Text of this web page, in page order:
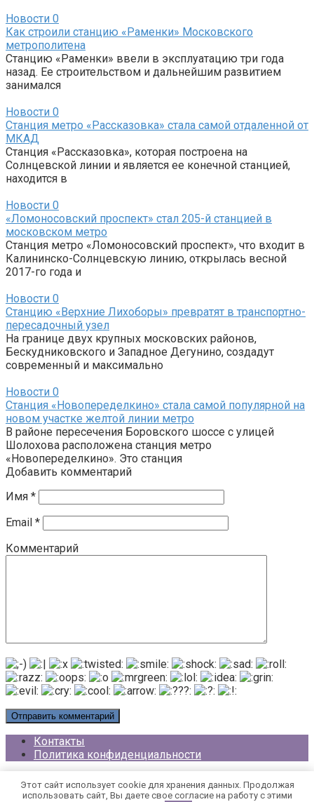
Новости 0
Как строили станцию «Раменки» Московского
метрополитена
Станцию «Раменки» ввели в эксплуатацию три года
назад. Ее строительством и дальнейшим развитием
занимался
Новости 0
Станция метро «Рассказовка» стала самой отдаленной от
МКАД
Станция «Рассказовка», которая построена на
Солнцевской линии и является ее конечной станцией,
находится в
Новости 0
«Ломоносовский проспект» стал 205-й станцией в
московском метро
Станция метро «Ломоносовский проспект», что входит в
Калининско-Солнцевскую линию, открылась весной
2017-го года и
Новости 0
Станцию «Верхние Лихоборы» превратят в транспортно-
пересадочный узел
На границе двух крупных московских районов,
Бескудниковского и Западное Дегунино, создадут
современный и максимально
Новости 0
Станция «Новопеределкино» стала самой популярной на
новом участке желтой линии метро
В районе пересечения Боровского шоссе с улицей
Шолохова расположена станция метро
«Новопеределкино». Это станция
Добавить комментарий
Имя *
Email *
Комментарий
Контакты
Политика конфиденциальности
© 2026 - 2020 Год Крысы
Этот сайт использует cookie для хранения данных. Продолжая
использовать сайт, Вы даете свое согласие на работу с этими